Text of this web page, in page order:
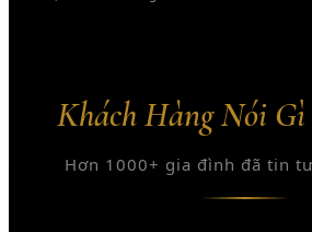
Khách Hàng Nói
Hơn 1000+ gia đình đã tin